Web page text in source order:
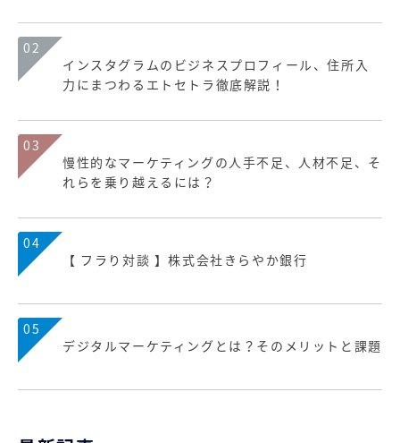
02
インスタグラムのビジネスプロフィール、住所入
力にまつわるエトセトラ徹底解説！
03
慢性的なマーケティングの人手不足、人材不足、そ
れらを乗り越えるには？
04
【 フラり対談 】株式会社きらやか銀行
05
デジタルマーケティングとは？そのメリットと課題